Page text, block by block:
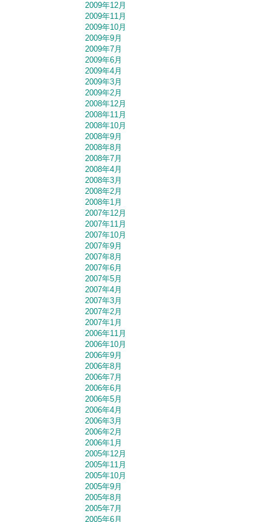
2009年12月
2009年11月
2009年10月
2009年9月
2009年7月
2009年6月
2009年4月
2009年3月
2009年2月
2008年12月
2008年11月
2008年10月
2008年9月
2008年8月
2008年7月
2008年4月
2008年3月
2008年2月
2008年1月
2007年12月
2007年11月
2007年10月
2007年9月
2007年8月
2007年6月
2007年5月
2007年4月
2007年3月
2007年2月
2007年1月
2006年11月
2006年10月
2006年9月
2006年8月
2006年7月
2006年6月
2006年5月
2006年4月
2006年3月
2006年2月
2006年1月
2005年12月
2005年11月
2005年10月
2005年9月
2005年8月
2005年7月
2005年6月